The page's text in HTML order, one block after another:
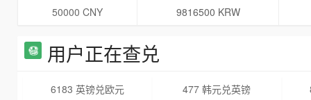
50000 CNY
9816500 KRW
用户正在查兑
6183 英镑兑欧元 477 韩元兑英镑